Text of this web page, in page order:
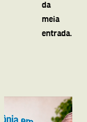
da
meia
entrada.